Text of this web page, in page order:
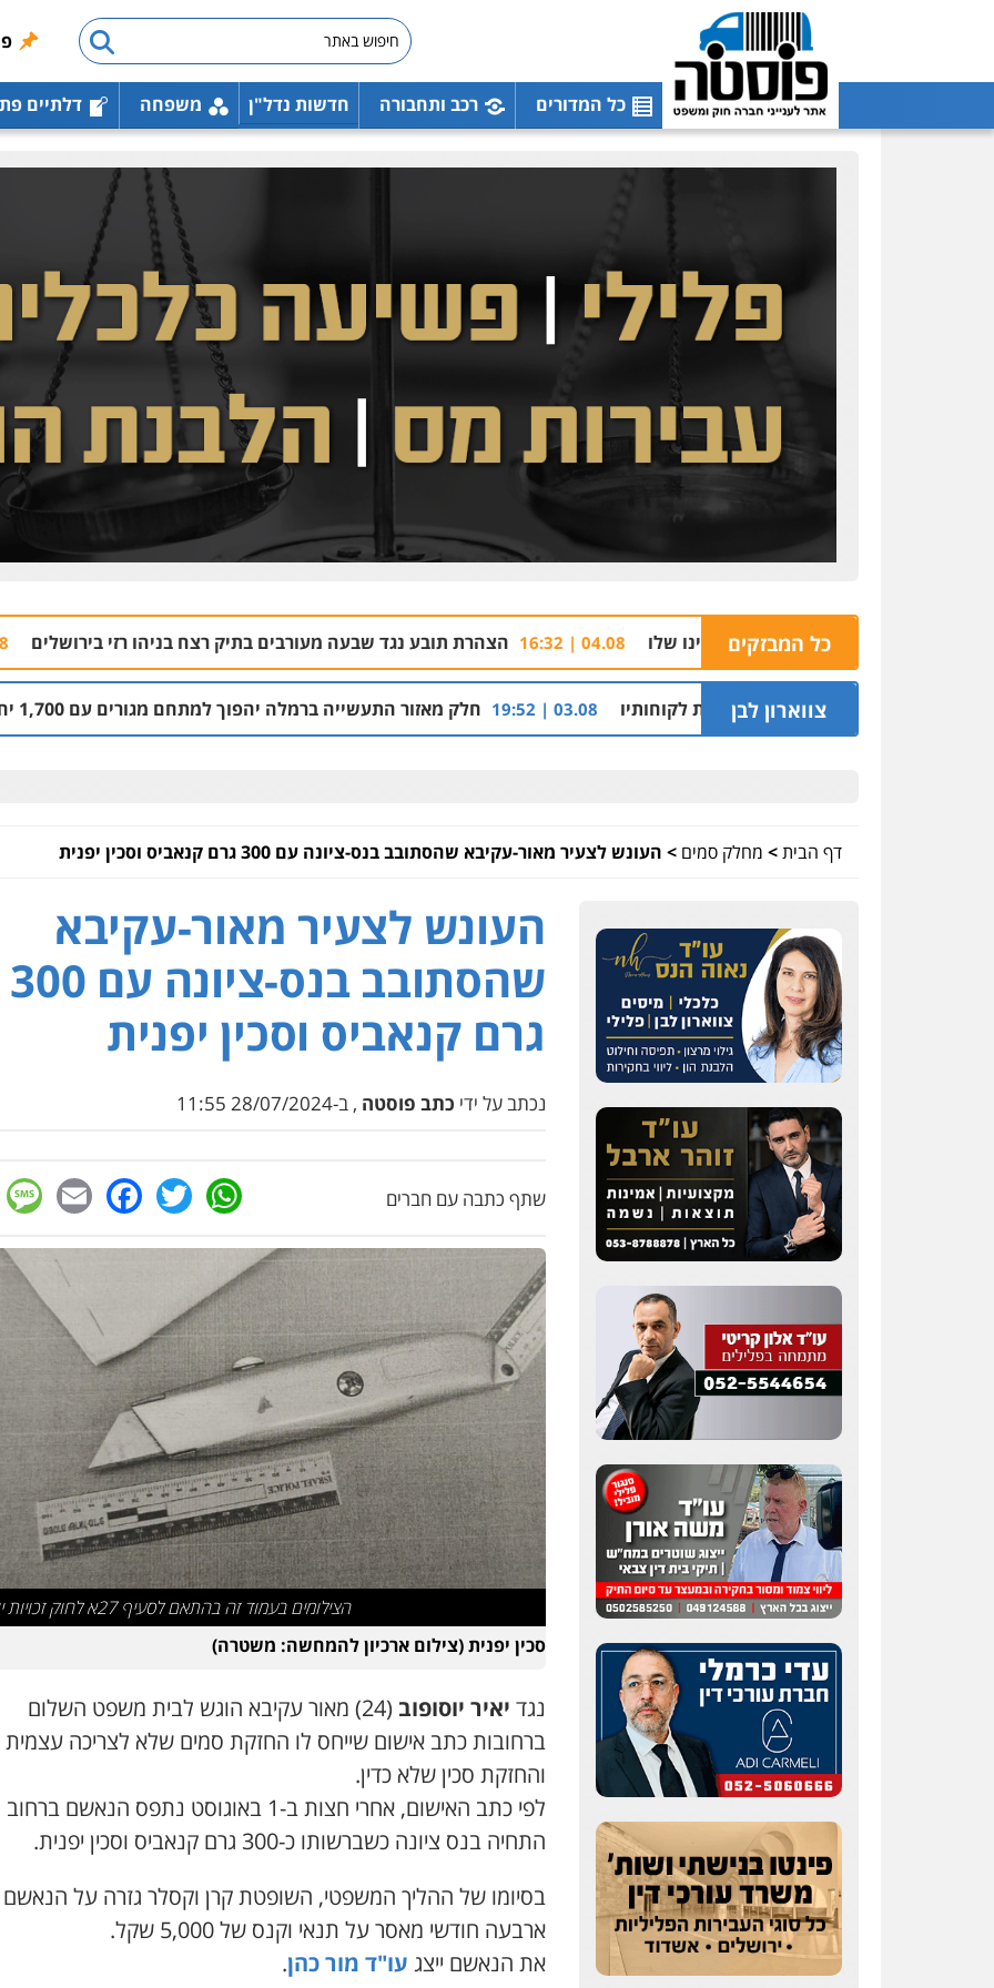
כל המדורים רכב ותחבורה חדשות נדל"ן משפחה דלתיים
כל המבזקים
04.08 | 16:32 הצהרת תובע נגד שבעה מעורבים בתיק רצח בניהו רזי בירושלים 04.08 | 13:37 עורך דין
צווארון לבןהשייכת לקוחותיו 03.08 | 19:52 חלק מאזור התעשייה ברמלה יהפוך למתחם מגורים עם 1,700 יחידות דיור 03.08 | 14:00
דף הבית> מחלק סמים > העונש לצעיר מאור-עקיבא שהסתובב בנס-ציונה עם 300 גרם קנאביס וסכין יפנית
עו"ד אלון קריטי
פלילי כלכלי אלימות
סמים מעצרים
0525544654
שני אלגרבלי – משרד
עורכי דין
פלילי עורכי דין לענייני
אסירים תעבורה
0507120031
עו"ד רונן בנדל
משפט פלילי פשיעה
חמורה פלילי
0524282442
העונש לצעיר מאור-עקיבא
שהסתובב בנס-ציונה עם 300
גרם קנאביס וסכין יפנית
נכתב על ידי כתב פוסטה , ב-28/07/2024 11:55
שתף כתבה עם חברים WhatsApp
Twitter
הצילומים בעמוד זה בהתאם לסעיף 27א לחוק זכויות יוצרים
סכין יפנית (צילום ארכיון להמחשה: משטרה)
נגד יאיר יוסופוב
(24) מאור עקיבא הוגש לבית משפט השלום
ברחובות כתב אישום שייחס לו החזקת סמים שלא לצריכה עצמית
והחזקת סכין שלא כדין.
לפי כתב האישום, אחרי חצות ב-1 באוגוסט נתפס הנאשם ברחוב
התחיה בנס ציונה כשברשותו כ-300 גרם קנאביס וסכין יפנית.
בסיומו של ההליך המשפטי, השופטת קרן וקסלר גזרה על הנאשם
ארבעה חודשי מאסר על תנאי וקנס של 5,000 שקל.
את הנאשם ייצג עו"ד מור כהן.